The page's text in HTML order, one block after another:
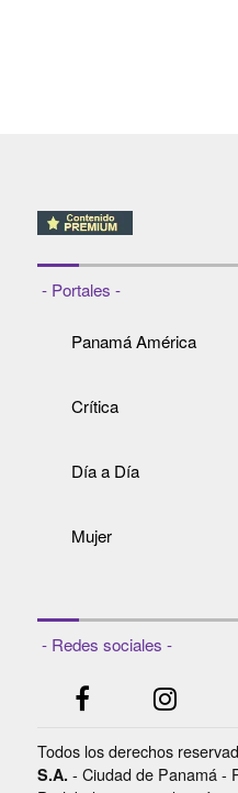
- Portales -
Panamá América
Crítica
Día a Día
Mujer
- Redes sociales -
Todos los derechos
S.A. - Ciudad de Panamá -